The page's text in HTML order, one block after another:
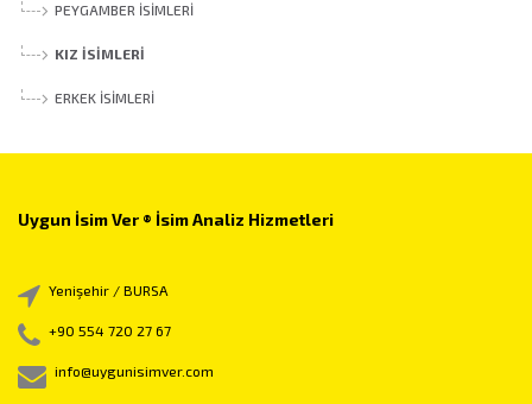
PEYGAMBER İSIMLERI
KIZ İSIMLERI
ERKEK İSIMLERI
Uygun İsim Ver ® İsim Analiz Hizmetleri
Yenişehir / BURSA
+90 554 720 27 67
info@uygunisimver.com